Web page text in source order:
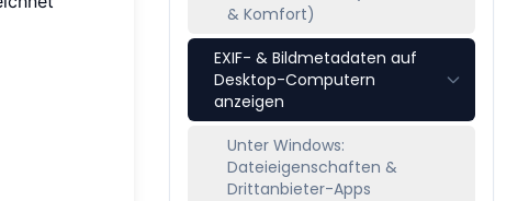
& Komfort)
EXIF- & Bildmetadaten auf
Desktop-Computern
anzeigen
Unter Windows:
Dateieigenschaften &
Drittanbieter-Apps